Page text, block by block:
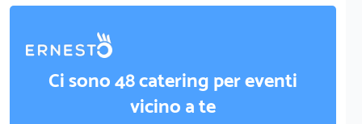
Ci sono 48 catering per eventi
vicino a te